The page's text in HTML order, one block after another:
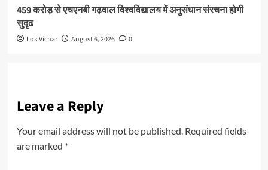
459 करोड़ से एचएनबी गढ़वाल विश्वविद्यालय में अनुसंधान संरचना होगी
सुदृढ
Lok Vichar August 6, 2026 0
Leave a Reply
Your email address will not be published. Required fields
are marked *